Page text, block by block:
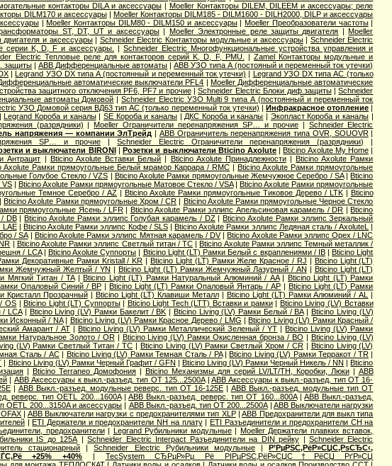
контакторы DILA и аксессуары| Moeller Контакторы DILEM, DILEEM и аксессуары; реле
DILM170 и аксессуары| Moeller Контакторы DILM185 - DILM1600 - DILH2000, DILP и аксессуары
|Moeller Контакторы DILM80 - DILM150 и аксессуары|Moeller Преобразователи частоты|
ST, DT, UT и аксессуары| Moeller Электронные реле защиты двигателя |Moeller
и аксессуары| Schneider Electric Контакторы модульные и аксессуары| Schneider Electric
серии K, D, F и аксессуары. | Schneider Electric Многофункциональные устройства управления и
Electric Тепловые реле для контакторов серий K, D, F, PMU. |Zamel Контакторы модульные и
защиты |ABB Дифференциальные автоматы |ABB УЗО типа А (постояный и переменный ток утечки)
|Legrand УЗО DX типа А (постоянный и переменный ток утечки) | Legrand УЗО DX типа АС (только
автоматические выключатели PFL4 | Moeller Дифференциальные автоматические
защитного отключения PF6, PF7 и прочие|Schneider Electric Блоки диф.защиты|Schneider
автоматы Домовой |Schneider Electric УЗО Multi 9 типа А (постоянный и переменный ток
УЗО Домовой серия ВД63 тип АС (только переменный ток утечки) |Инфракрасное отопление |
|Legrand Короба и каналы| SE Короба и каналы| ДКС Короба и каналы | Экопласт Короба и каналы|
(разрядники) |Moeller Ограничители перенапряжения SP… и прочие| Schneider Electric
напряжения — компании ЭлТрейд | ABB Ограничитель перенапряжения типа OVR, SOUOVR|
SP… и прочие |Schneider Electric Ограничители перенапряжения (разрядники)
|
и выключатели BIRONI|Розетки и выключатели Bticino Axolute|Bticino Axolute My Home |
Антрацит | Bticino Axolute Вставки Белый | Bticino Axolute Принадлежности|Bticino Axolute Рамки
Axolute Рамки прямоугольные Белый мрамор Каррара / RMC |Bticino Axolute Рамки прямоугольные
Голубое Стекло / VZS | Bticino Axolute Рамки прямоугольные Жемчужное Серебро / SA|Bticino
VS|Bticino Axolute Рамки прямоугольные Матовое Стекло / VSA|Bticino Axolute Рамки прямоугольные
Темное Серебро / AZ| Bticino Axolute Рамки прямоугольные Тиковое Дерево / LTK| Bticino
|Bticino Axolute Рамки прямоугольные Хром / CR | Bticino Axolute Рамки прямоугольные Черное Стекло
прямоугольные Ясень / LFR| Bticino Axolute Рамки эллипс Апельсиновая карамель / DR |Bticino
DB|Bticino Axolute Рамки эллипс Голубая карамель / DZ|Bticino Axolute Рамки эллипс Зеркальный
LAE| Bticino Axolute Рамки эллипс Кофе / SLS|Bticino Axolute Рамки эллипс Ледяная сталь / AxoluteL
|
/ SA| Bticino Axolute Рамки эллипс Мятная карамель / DV|Bticino Axolute Рамки эллипс Орех / LNC
| Bticino Axolute Рамки эллипс Светлый титан / TC |Bticino Axolute Рамки эллипс Темный металлик /
/ LCA| Bticino Axolute Суппорты | Bticino Light (LT) Рамки Белый с вкраплениями / IB|Bticino Light
Декоративные Рамки Kristall / KR |Bticino Light (LT) Рамки Желе Красное / RJ | Bticino Light (LT)
Жемчужный Желтый / YN | Bticino Light (LT) Рамки Жемчужный Лазурный / AN | Bticino Light (LT)
Мягкий Титан / TA|Bticino Light (LT) Рамки Натуральный Алюминий / AA| Bticino Light (LT) Рамки
Опаловый Синий / BP |Bticino Light (LT) Рамки Опаловый Янтарь / AP |Bticino Light (LT) Рамки
Кристалл Прозрачный| Bticino Light (LT) Клавиши Металл| Bticino Light (LT) Рамки Алюминий / AL
|
OS |Bticino Light (LT) Суппорты| Bticino Light Tech (LTT) Вставки и рамки| Bticino Living (LV) Вставки
/ LCA| Bticino Living (LV) Рамки Бакелит / BK | Bticino Living (LV) Рамки Белый / BA| Bticino Living (LV)
Исконный / NA| Bticino Living (LV) Рамки Красное Дерево / LMG |Bticino Living (LV) Рамки Красный /
Амарант / AT |Bticino Living (LV) Рамки Металлический Зеленый / YT |Bticino Living (LV) Рамки
Натуральное Золото / OR| Bticino Living (LV) Рамки Окисленная бронза / BO | Bticino Living (LV)
(LV) Рамки Светлый Титан / TC| Bticino Living (LV) Рамки Светлый Хром / CR| Bticino Living (LV)
Сталь / AC| Bticino Living (LV) Рамки Темная Сталь / PA|Bticino Living (LV) Рамки Терракот / TR |
| Bticino Living (LV) Рамки Черный Графит / GFN | Bticino Living (LV) Рамки Черный Никель / NN |Bticino
| Bticino Terraneo Домофония| Bticino Механизмы для серий LV/LT/TH, Коробки, Люки| ABB
| ABB Аксессуары к выкл.-разъед. тип OT 125...2500A|ABB Аксессуары к выкл.-разъед. тип OT 16-
| ABB Выкл.-разъед. модульные реверс. тип OT 16-125E | ABB Выкл.-разъед. модульные тип OT
реверс. тип OETL 200...1600A|ABB Выкл.-разъед. реверс. тип OT 160...800A|ABB Выкл.-разъед.
OETL 200...3150A и аксессуары | ABB Выкл.-разъед. тип OT 200...2500A| ABB Выключатели нагрузки
| ABB Выключатели нагрузки с предохранителями тип XLP|ABB Предохранители для выкл типа
|ETI Держатели и предохранители NH на плату| ETI Разъединители и предохранители CH на
предохранители| Legrand Рубильники модульные| Moeller Держатели плавких вставок,
IS до 125А |Schneider Electric Interpact Разъединители на DIN рейку | Schneider Electric
стационарный|Schneider Electric Рубильники модульные|Р’РµРЅС‚РёР»СЏС‚РѕСЂС‹,
+25% +40% | TecSystem СЂРµР»Рµ Рё РІРµРЅС‚РёР»СЏС†РёСЏ РґР»СЏ